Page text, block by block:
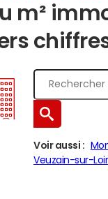
m²
Voir aussi :
Veuzain-sur-